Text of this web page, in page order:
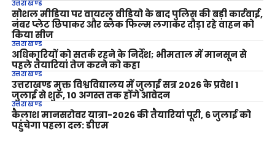
उत्तराखण्ड
सोशल मीडिया पर वायरल वीडियो के बाद पुलिस की बड़ी कार्रवाई,
नंबर प्लेट छिपाकर और ब्लैक फिल्म लगाकर दौड़ा रहे वाहन को
किया सीज
उत्तराखण्ड
अधिकारियों को सतर्क रहने के निर्देश; भीमताल में मानसून से
पहले तैयारियां तेज करने को कहा
उत्तराखण्ड
उत्तराखण्ड मुक्त विश्वविद्यालय में जुलाई सत्र 2026 के प्रवेश 1
जुलाई से शुरू, 10 अगस्त तक होंगे आवेदन
उत्तराखण्ड
कैलाश मानसरोवर यात्रा-2026 की तैयारियां पूरी, 6 जुलाई को
पहुंचेगा पहला दल: डीएम